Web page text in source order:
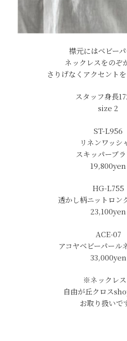
襟元にはベビー
ネックレスをのぞ
さりげなくアクセントを
スタッフ身長
size 2
ST-L956
リネンワッシ
スキッパーブ
19,800yen
HG-L755
透かし柄ニットロン
23,100yen
ACE-07
アコヤベビーパール
33,000yen
※ネックレ
自由が丘クロス
お取り扱いで